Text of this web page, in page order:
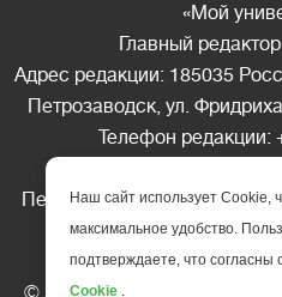
«Мой
Главный
Адрес редакции: 185035
Петрозаводск, ул.
Телефон редакции:
Перепечатка материалов
письменного
Ссылка на «Газету
Наш сайт использует Cookie,
максимальное удобство.
подтверждаете, что согласны
Cookie .